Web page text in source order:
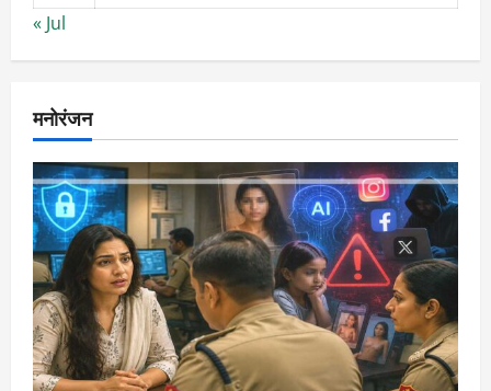
« Jul
मनोरंजन